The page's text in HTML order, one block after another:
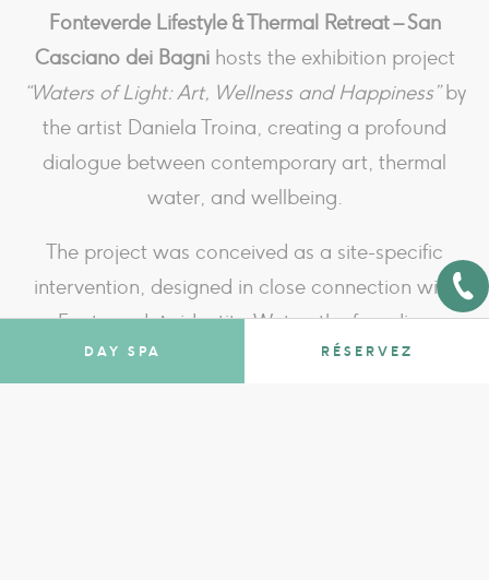
DAY SPA RÉSERVEZ
Fonteverde Lifestyle & Thermal Retreat – San
Casciano dei Bagnihosts the exhibition project
“Waters of Light: Art, Wellness and Happiness”by
the artist Daniela Troina, creating a profound
dialogue between contemporary art, thermal
water, and wellbeing.
The project was conceived as a site-specific
intervention, designed in close connection with
Fonteverde’s identity. Water, the founding
element of the thermal experience, becomes the